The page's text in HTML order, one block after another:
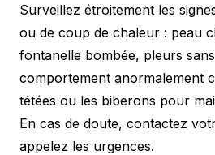
Surveillez étroitement les
ou de coup de chaleur : peau
fontanelle bombée, pleurs
comportement anormalement
tétées ou les biberons pour
En cas de doute, contactez
appelez les urgences.